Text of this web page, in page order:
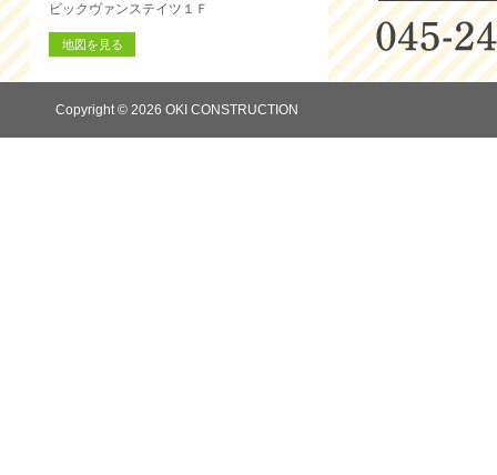
ビックヴァンステイツ１Ｆ
地図を見る
Copyright © 2026 OKI CONSTRUCTION